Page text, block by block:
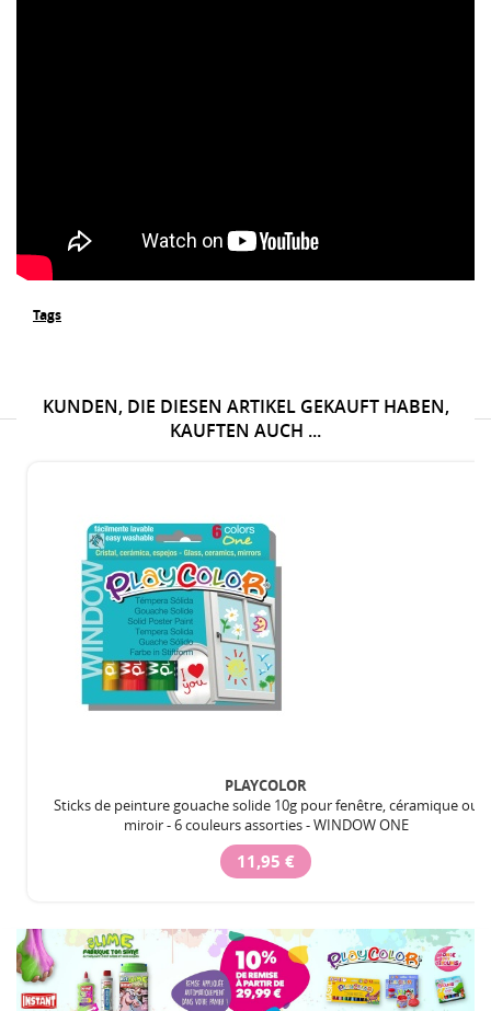
Tags
KUNDEN, DIE DIESEN ARTIKEL GEKAUFT HABEN,
KAUFTEN AUCH ...
PLAYCOLOR
Sticks de peinture gouache solide 10g pour fenêtre, céramique ou
miroir - 6 couleurs assorties - WINDOW ONE
11,95 €